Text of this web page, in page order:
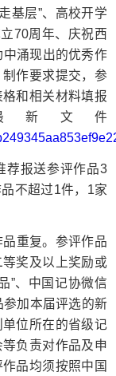
基层”、高校开学
70周年、庆祝西
涌现出的优秀作
作要求提交，参
和相关材料填报
新文件
荐报送参评作品3
不超过1件， 1家
重复。参评作品
奖及以上奖励或
”、中国记协微信
参加本届评选的新
位所在的省级记
负责对作品及申
品均须按照中国